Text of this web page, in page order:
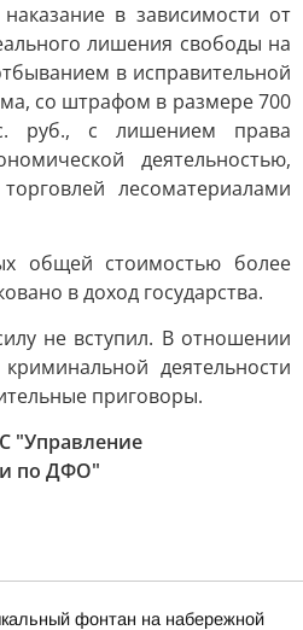
в зависимости от
лишения свободы на
в исправительной
со штрафом в размере 700
руб., с лишением права
деятельностью,
лесоматериалами
общей стоимостью более
в доход государства.
не вступил. В отношении
деятельности
приговоры.
"Управление
по ДФО"
фонтан на набережной